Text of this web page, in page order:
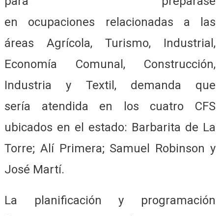
en ocupaciones relacionadas a las
áreas Agrícola, Turismo, Industrial,
Economía Comunal, Construcción,
Industria y Textil, demanda que
sería atendida en los cuatro CFS
ubicados en el estado: Barbarita de La
Torre; Alí Primera; Samuel Robinson y
José Martí.
La planificación y programación